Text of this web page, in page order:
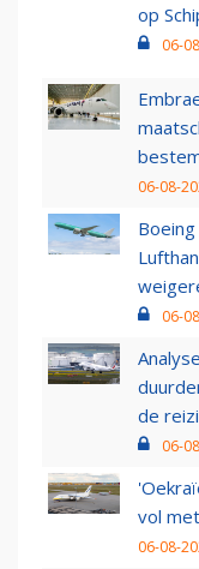
op
06-
06-08-
06-
de
06-
vol
06-08-